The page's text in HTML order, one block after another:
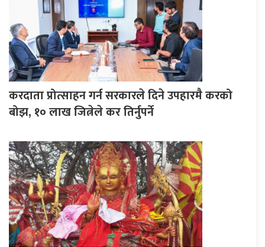
करदाता प्रोत्साहन गर्न सरकारले दिने उपहारमै करको
बोझ, १० लाख जित्नेले कर तिर्नुपर्ने